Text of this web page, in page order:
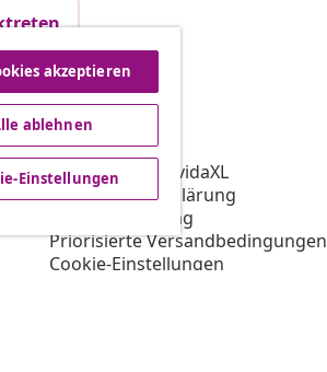
vidaXL
Über vidaXL
AGB Verkäufer vidaXL
Datenschutzerklärung
Cookie-Erklärung
Priorisierte Versandbedingungen
Cookie-Einstellungen
akzeptieren
ablehnen
Einstellungen